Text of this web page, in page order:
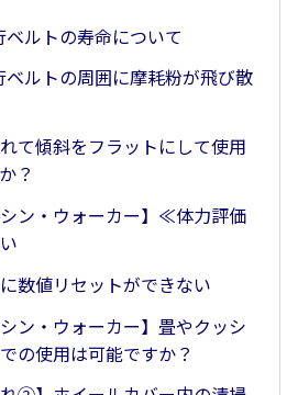
ルトの寿命について
ルトの周囲に摩耗粉が飛び散
て傾斜をフラットにして使用
？
シン・ウォーカー】≪体力評価
数値リセットができない
ン・ウォーカー】畳やクッシ
の使用は可能ですか？